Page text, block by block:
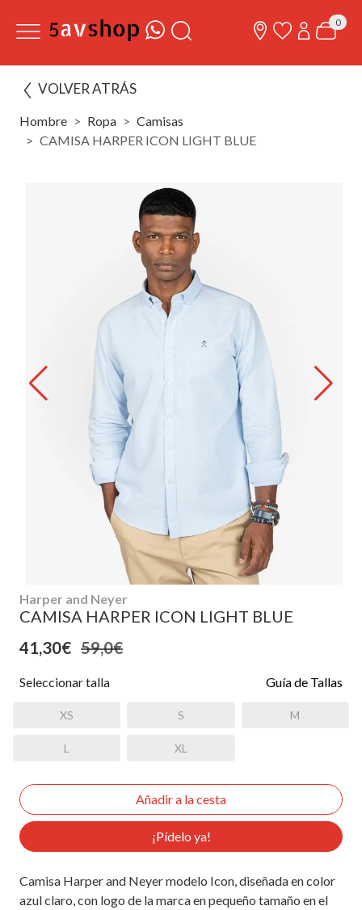
0
VOLVER ATRÁS
Hombre Ropa
Camisas
CAMISA HARPER ICON LIGHT BLUE
Harper and Neyer
CAMISA HARPER ICON LIGHT BLUE
41,30€ 59,0€
Seleccionar talla Guía de Tallas
XS S M
L XL
¡Pídelo ya!
Camisa Harper and Neyer modelo Icon, diseñada en color
azul claro, con logo de la marca en pequeño tamaño en el